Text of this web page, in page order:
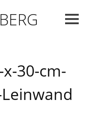
30-cm-